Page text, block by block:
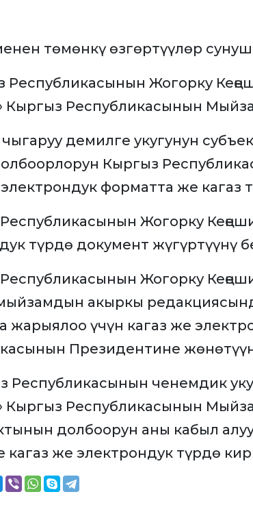
төмөнкү өзгөртүүлөр
Республикасынын Жогорку
Кыргыз Республикасынын
демилге укугунун
Кыргыз
форматта же кагаз
Жогорку
түрдө документ жүгүртүүнү
Жогорку
акыркы
жарыялоо үчүн кагаз же
Президентине
Республикасынын ченемдик
Кыргыз Республикасынын
долбоорун аны кабыл
кагаз же электрондук түрдө